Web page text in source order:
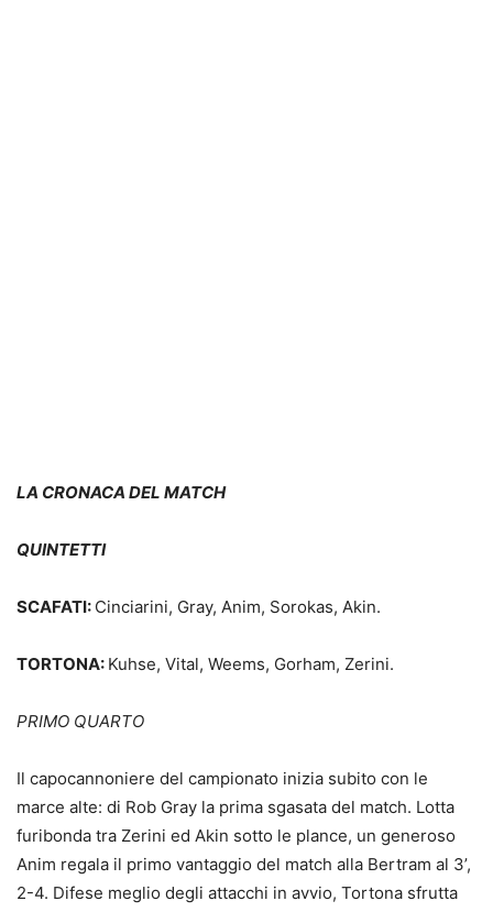
LA CRONACA DEL MATCH
QUINTETTI
SCAFATI: Cinciarini, Gray, Anim, Sorokas, Akin.
TORTONA: Kuhse, Vital, Weems, Gorham, Zerini.
PRIMO QUARTO
Il capocannoniere del campionato inizia subito con le
marce alte: di Rob Gray la prima sgasata del match. Lotta
furibonda tra Zerini ed Akin sotto le plance, un generoso
Anim regala il primo vantaggio del match alla Bertram al 3’,
2-4. Difese meglio degli attacchi in avvio, Tortona sfrutta